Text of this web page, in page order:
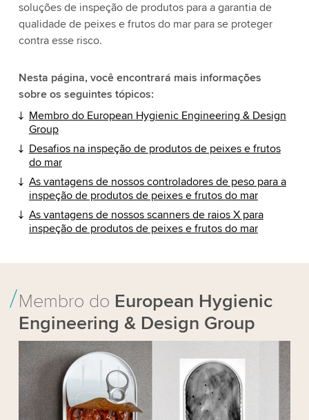
soluções de inspeção de produtos para a garantia de
qualidade de peixes e frutos do mar para se proteger
contra esse risco.
Nesta página, você encontrará mais informações
sobre os seguintes tópicos:
Membro do European Hygienic Engineering & Design
Group
Desafios na inspeção de produtos de peixes e frutos
do mar
As vantagens de nossos controladores de peso para a
inspeção de produtos de peixes e frutos do mar
As vantagens de nossos scanners de raios X para
inspeção de produtos de peixes e frutos do mar
Membro do European Hygienic
Engineering & Design Group